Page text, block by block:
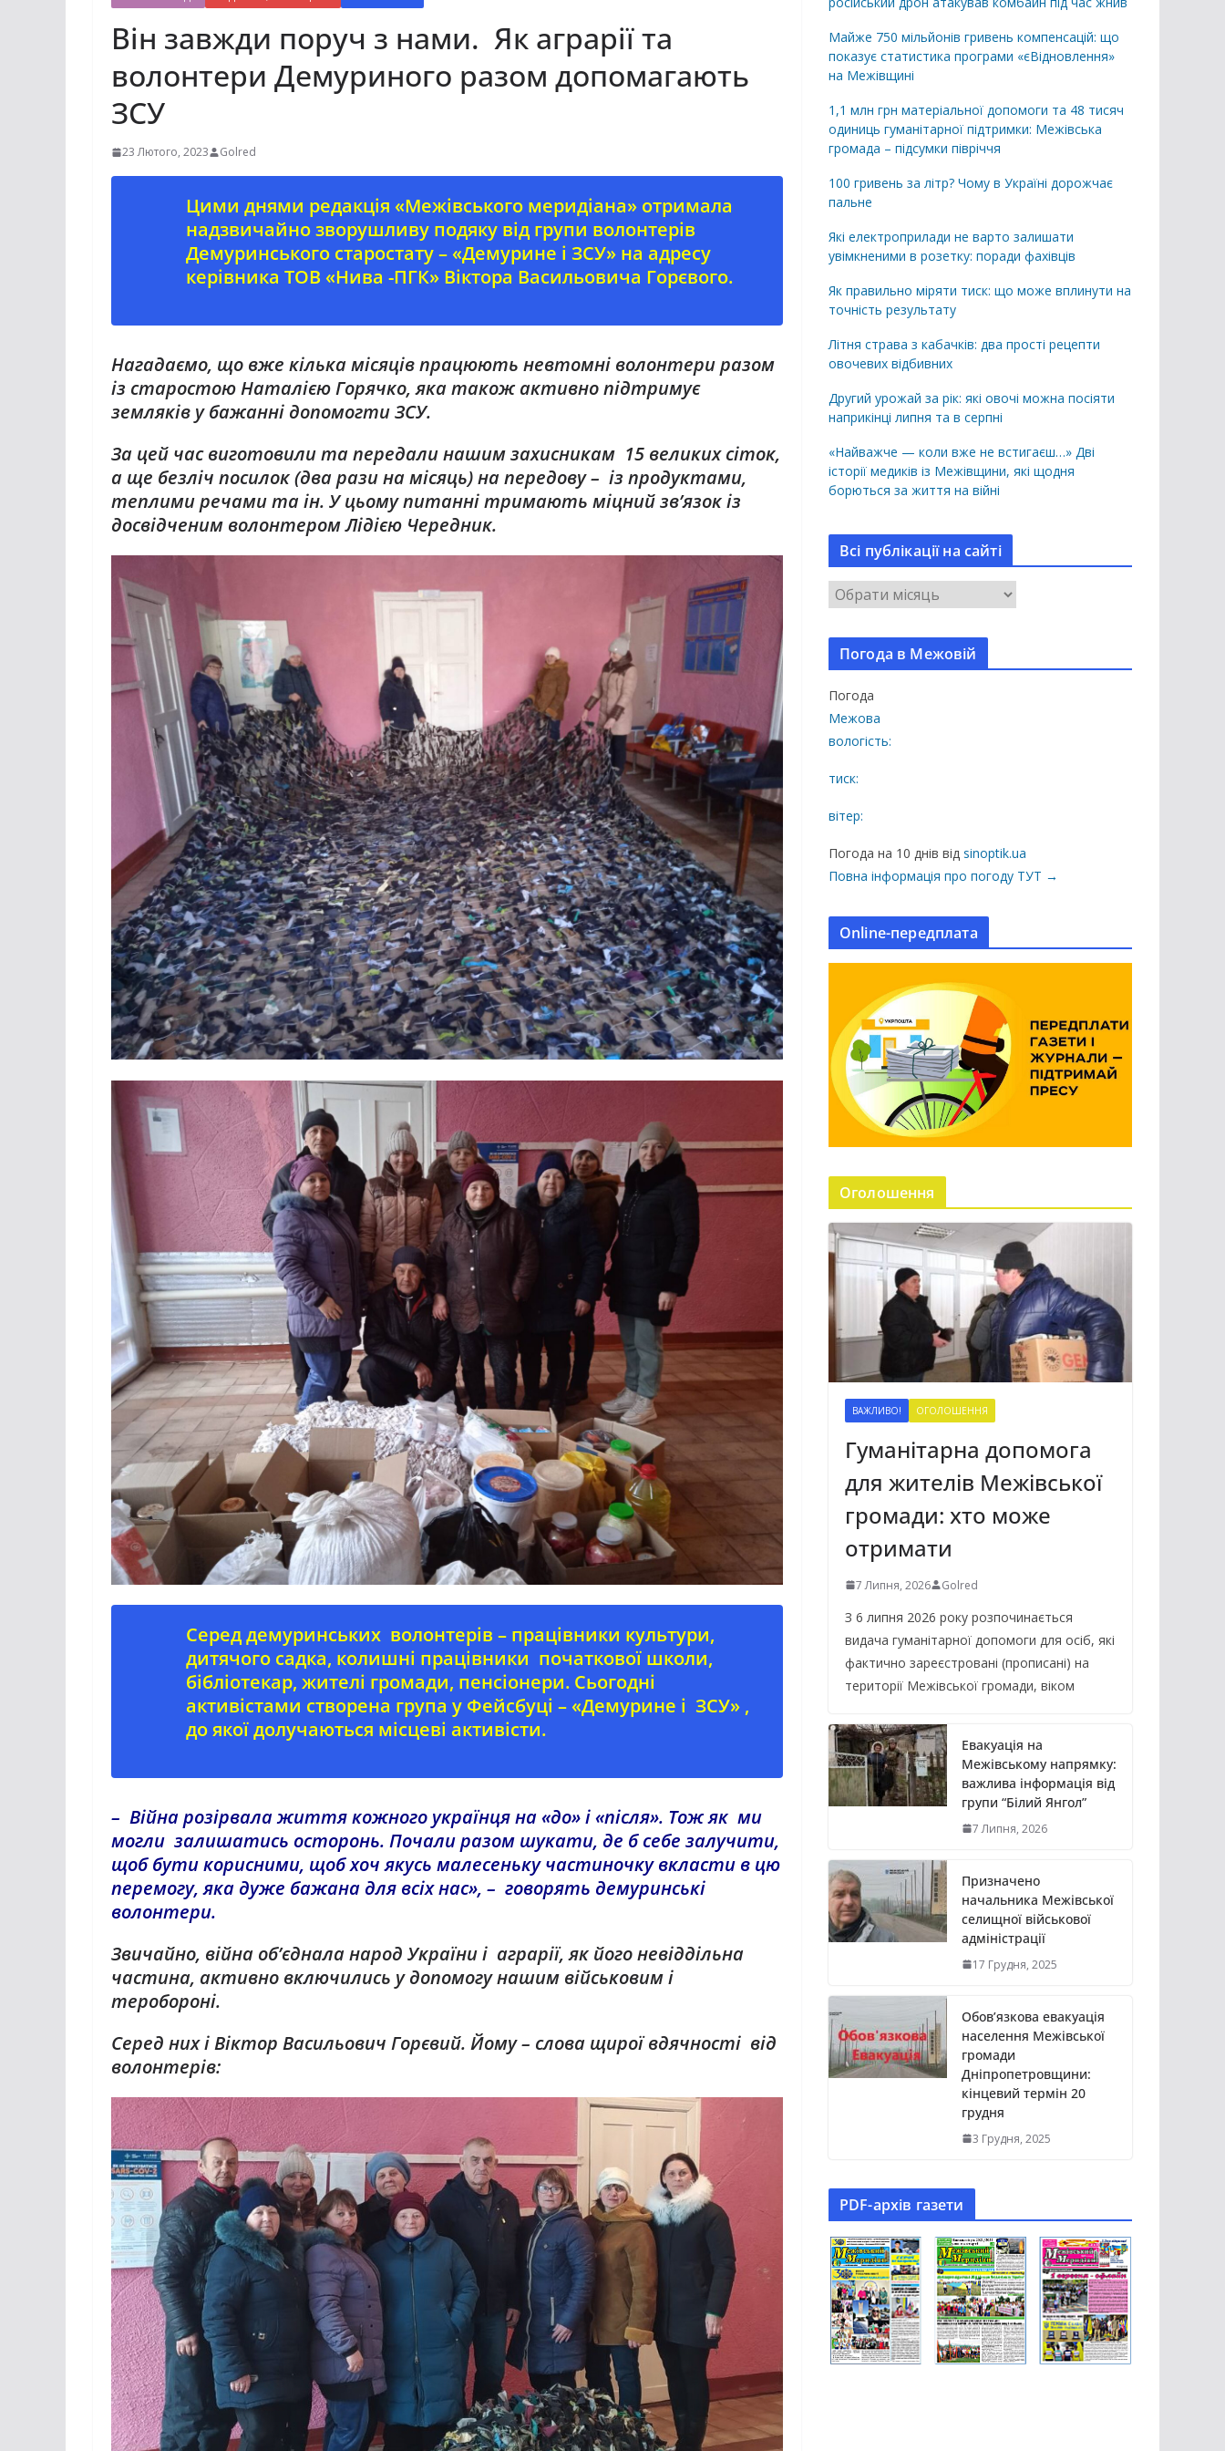
Він завжди поруч з нами. Як аграрії та
волонтери Демуриного разом допомагають
ЗСУ
23 Лютого, 2023 Golred
Цими днями редакція «Межівського меридіана» отримала
надзвичайно зворушливу подяку від групи волонтерів
Демуринського старостату – «Демурине і ЗСУ» на адресу
керівника ТОВ «Нива -ПГК» Віктора Васильовича Горєвого.
Нагадаємо, що вже кілька місяців працюють невтомні волонтери разом
із старостою Наталією Горячко, яка також активно підтримує
земляків у бажанні допомогти ЗСУ.
За цей час виготовили та передали нашим захисникам 15 великих сіток,
а ще безліч посилок (два рази на місяць) на передову – із продуктами,
теплими речами та ін. У цьому питанні тримають міцний зв’язок із
досвідченим волонтером Лідією Чередник.
Серед демуринських волонтерів – працівники культури,
дитячого садка, колишні працівники початкової школи,
бібліотекар, жителі громади, пенсіонери. Сьогодні
активістами створена група у Фейсбуці – «Демурине і ЗСУ» ,
до якої долучаються місцеві активісти.
– Війна розірвала життякожного українця на «до» і «після». Тож як ми
могли залишатись осторонь. Почали разом шукати, де б себе залучити,
щоб бути корисними, щоб хоч якусь малесеньку частиночку вкласти в цю
перемогу, яка дуже бажана для всіх нас», – говорять демуринські
волонтери.
Звичайно, війна об’єднала народ України і аграрії, як його невіддільна
частина, активно включились у допомогу нашим військовим і
теробороні.
Серед них і Віктор Васильович Горєвий. Йому – слова щирої вдячності від
волонтерів:
Майже 750 мільйонів гривень компенсацій: що
показує статистика програми «єВідновлення»
на Межівщині
1,1 млн грн матеріальної допомоги та 48 тисяч
одиниць гуманітарної підтримки: Межівська
громада – підсумки півріччя
100 гривень за літр? Чому в Україні дорожчає
пальне
Які електроприлади не варто залишати
увімкненими в розетку: поради фахівців
Як правильно міряти тиск: що може вплинути на
точність результату
Літня страва з кабачків: два прості рецепти
овочевих відбивних
Другий урожай за рік: які овочі можна посіяти
наприкінці липня та в серпні
«Найважче — коли вже не встигаєш…» Дві
історії медиків із Межівщини, які щодня
борються за життя на війні
Всі публікації на сайті
В
с
і
б
л
і
к
ц
Погода в Межовій
Погода
Межова
вологість:
тиск:
вітер:
Погода на 10 днів від sinoptik.ua
Повна інформація про погоду ТУТ →
Online-передплата
Оголошення
ВАЖЛИВО! ОГОЛОШЕННЯ
Гуманітарна допомога
для жителів Межівської
громади: хто може
отримати
7 Липня, 2026 Golred
З 6 липня 2026 року розпочинається
видача гуманітарної допомоги для осіб, які
фактично зареєстровані (прописані) на
території Межівської громади, віком
Евакуація на
Межівському напрямку:
важлива інформація від
групи “Білий Янгол”
7 Липня, 2026
Призначено
начальника Межівської
селищної військової
адміністрації
17 Грудня, 2025
Обов’язкова евакуація
населення Межівської
громади
Дніпропетровщини:
кінцевий термін 20
грудня
3 Грудня, 2025
PDF-aрхів газети